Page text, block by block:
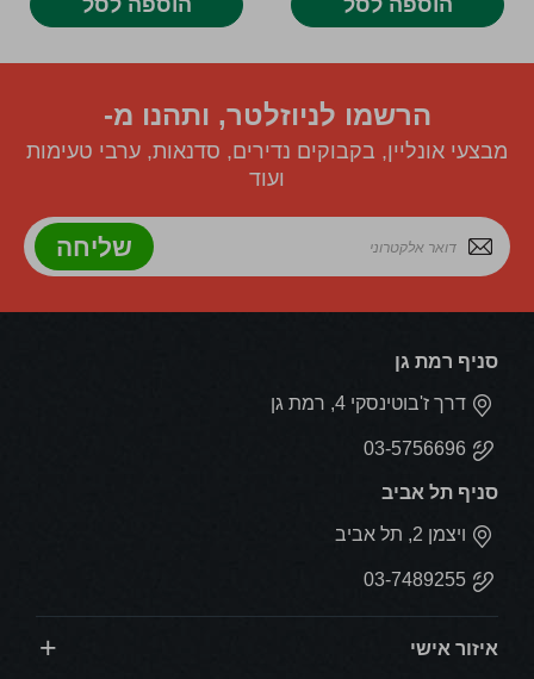
הרשמו לניוזלטר, ותהנו מ-
מבצעי אונליין, בקבוקים נדירים, סדנאות, ערבי טעימות
ועוד
שליחה
סניף רמת גן
דרך ז'בוטינסקי 4, רמת גן
03-5756696
סניף תל אביב
ויצמן 2, תל אביב
03-7489255
איזור אישי